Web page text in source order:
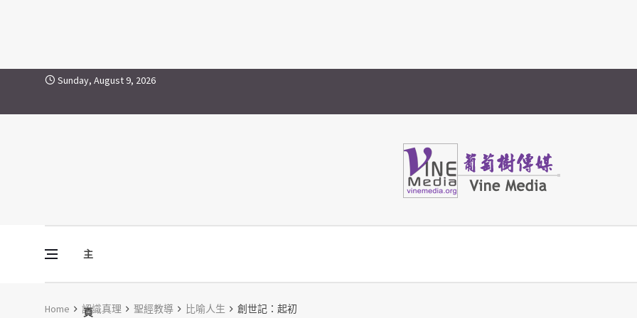
Skip to contentSunday, August 9, 2026
主
頁
Vine Media
葡萄樹傳媒
Home 認識真理 聖經教導 比喻人生 創世記：起初